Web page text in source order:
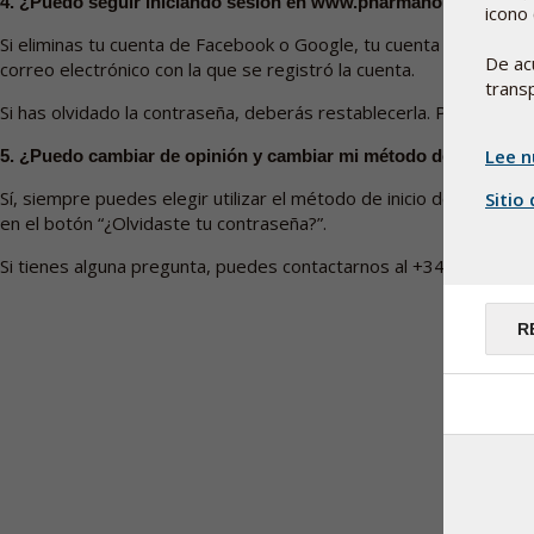
Si eliminas tu cuenta de Facebook o Google, tu cuenta en
correo electrónico con la que se registró la cuenta.
Si has olvidado la contraseña, deberás restablecerla. Puedes
5. ¿Puedo cambiar de opinión y cambiar mi método de inicio de
Sí, siempre puedes elegir utilizar el método de inicio de sesión
en el botón “¿Olvidaste tu contraseña?”.
Si tienes alguna pregunta, puedes contactarnos al +34 93 590
icono
De
Lee
Sitio